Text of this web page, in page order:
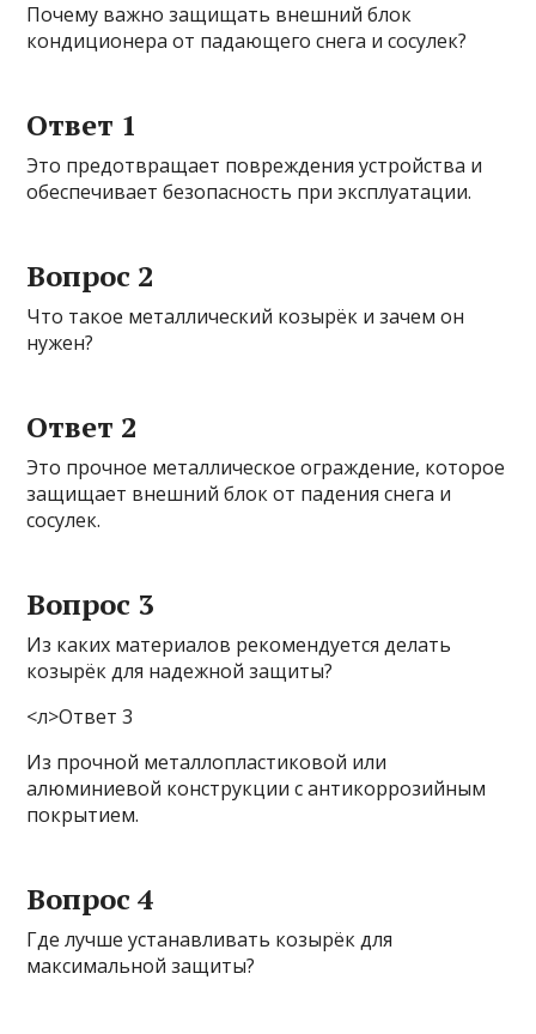
Почему важно защищать внешний блок
кондиционера от падающего снега и сосулек?
Ответ 1
Это предотвращает повреждения устройства и
обеспечивает безопасность при эксплуатации.
Вопрос 2
Что такое металлический козырёк и зачем он
нужен?
Ответ 2
Это прочное металлическое ограждение, которое
защищает внешний блок от падения снега и
сосулек.
Вопрос 3
Из каких материалов рекомендуется делать
козырёк для надежной защиты?
<л>Ответ 3
Из прочной металлопластиковой или
алюминиевой конструкции с антикоррозийным
покрытием.
Вопрос 4
Где лучше устанавливать козырёк для
максимальной защиты?